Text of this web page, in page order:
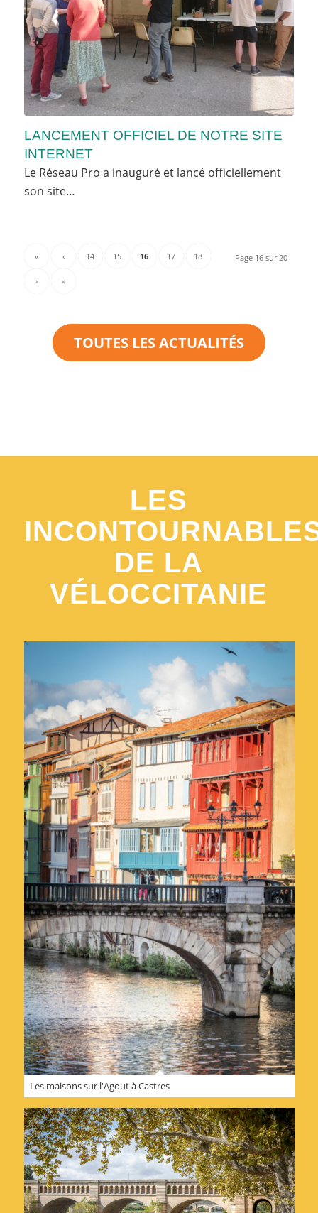
LANCEMENT OFFICIEL DE NOTRE SITE
INTERNET
Le Réseau Pro a inauguré et lancé officiellement
son site…
Page 16 sur 20
« ‹ 14 15 16 17 18
› »
TOUTES LES ACTUALITÉS
LES
DE LA
VÉLOCCITANIE
Les maisons sur l'Agout à Castres